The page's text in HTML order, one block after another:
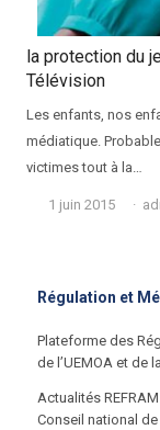
la protection du
Télévision
Les enfants, nos
médiatique.
victimes tout à la…
1 juin 2015
Régulation et
Plateforme des
de l’UEMOA et de
Actualités
Conseil national